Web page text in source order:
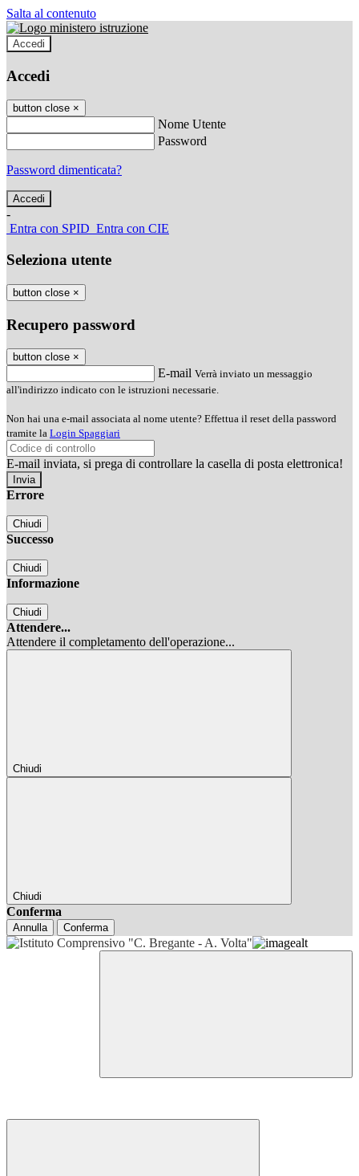
Salta al contenuto
Accedi
Accedi
button close ×
Nome Utente
Password
Password dimenticata?
-
Entra con SPID Entra con CIE
Seleziona utente
button close ×
Recupero password
button close ×
E-mail Verrà inviato un messaggio
all'indirizzo indicato con le istruzioni necessarie.
Non hai una e-mail associata al nome utente? Effettua il reset della password
tramite la Login Spaggiari
E-mail inviata, si prega di controllare la casella di posta elettronica!
Errore
Chiudi
Successo
Chiudi
Informazione
Chiudi
Attendere...
Attendere il completamento dell'operazione...
Chiudi
Chiudi
Conferma
Annulla Conferma